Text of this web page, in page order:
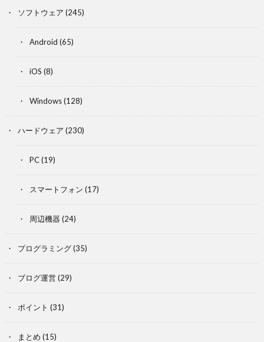
ソフトウェア (245)
Android (65)
iOS (8)
Windows(128)
ハードウェア (230)
PC(19)
スマートフォン (17)
周辺機器 (24)
プログラミング(35)
ブログ運営(29)
ポイント (31)
まとめ (15)